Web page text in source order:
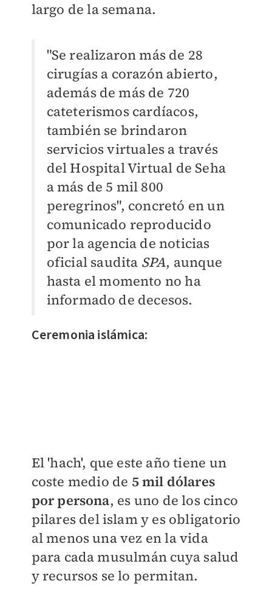
largo de la semana.
"Se realizaron más de 28
cirugías a corazón abierto,
además de más de 720
cateterismos cardíacos,
también se brindaron
servicios virtuales a través
del Hospital Virtual de Seha
a más de 5 mil 800
peregrinos", concretó en un
comunicado reproducido
por la agencia de noticias
oficial saudita SPA, aunque
hasta el momento no ha
informado de decesos.
Ceremonia islámica:
El 'hach', que este año tiene un
coste medio de 5 mil dólares
por persona, es uno de los cinco
pilares del islam y es obligatorio
al menos una vez en la vida
para cada musulmán cuya salud
y recursos se lo permitan.